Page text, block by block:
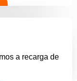
a recarga de